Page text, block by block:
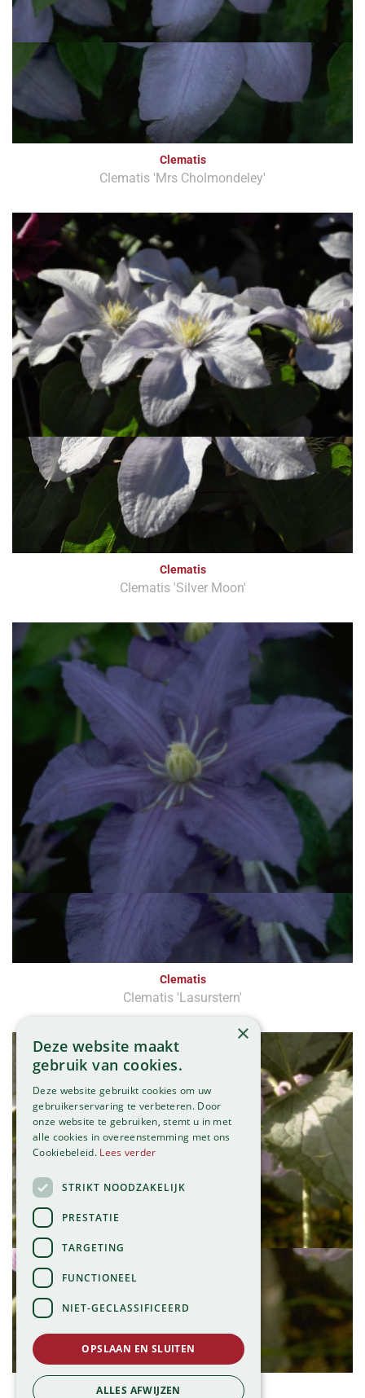
Clematis
Clematis 'Mrs Cholmondeley'
Clematis
Clematis 'Silver Moon'
Clematis
Clematis 'Lasurstern'
Clematis
×
Deze website maakt
gebruik van cookies.
Deze website gebruikt cookies om uw
gebruikerservaring te verbeteren. Door
onze website te gebruiken, stemt u in met
alle cookies in overeenstemming met ons
Cookiebeleid. Lees verder
STRIKT NOODZAKELIJK
PRESTATIE
TARGETING
FUNCTIONEEL
NIET-GECLASSIFICEERD
OPSLAAN EN SLUITEN
ALLES AFWIJZEN